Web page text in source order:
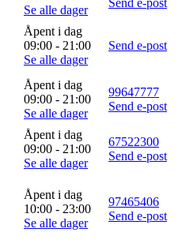
Se alle dager
Åpent i dag
09:00 - 21:00
Se alle dager
Send e-post
Åpent i dag
09:00 - 21:00
Se alle dager
99647777
Send e-post
Åpent i dag
09:00 - 21:00
Se alle dager
67522300
Send e-post
Åpent i dag
10:00 - 23:00
Se alle dager
97465406
Send e-post